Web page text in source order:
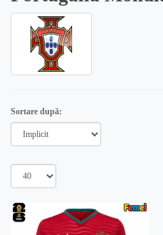
Sortare după: